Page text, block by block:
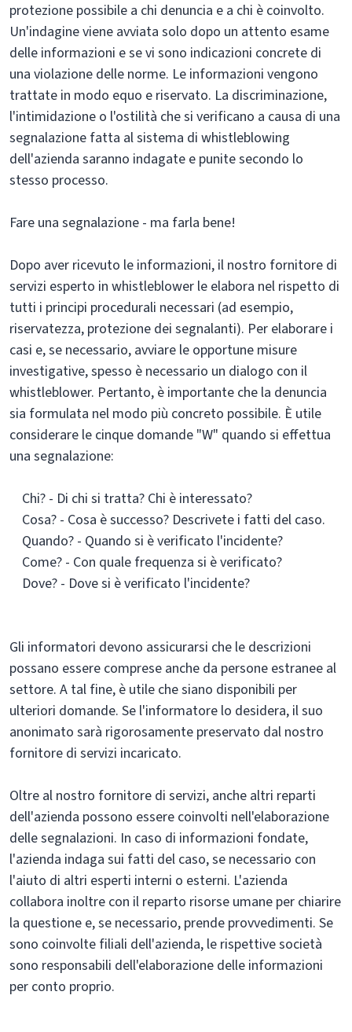
protezione possibile a chi denuncia e a chi è coinvolto.
Un'indagine viene avviata solo dopo un attento esame
delle informazioni e se vi sono indicazioni concrete di
una violazione delle norme. Le informazioni vengono
trattate in modo equo e riservato. La discriminazione,
l'intimidazione o l'ostilità che si verificano a causa di una
segnalazione fatta al sistema di whistleblowing
dell'azienda saranno indagate e punite secondo lo
stesso processo.
Fare una segnalazione - ma farla bene!
Dopo aver ricevuto le informazioni, il nostro fornitore di
servizi esperto in whistleblower le elabora nel rispetto di
tutti i principi procedurali necessari (ad esempio,
riservatezza, protezione dei segnalanti). Per elaborare i
casi e, se necessario, avviare le opportune misure
investigative, spesso è necessario un dialogo con il
whistleblower. Pertanto, è importante che la denuncia
sia formulata nel modo più concreto possibile. È utile
considerare le cinque domande "W" quando si effettua
una segnalazione:
Chi? - Di chi si tratta? Chi è interessato?
Cosa? - Cosa è successo? Descrivete i fatti del caso.
Quando? - Quando si è verificato l'incidente?
Come? - Con quale frequenza si è verificato?
Dove? - Dove si è verificato l'incidente?
Gli informatori devono assicurarsi che le descrizioni
possano essere comprese anche da persone estranee al
settore. A tal fine, è utile che siano disponibili per
ulteriori domande. Se l'informatore lo desidera, il suo
anonimato sarà rigorosamente preservato dal nostro
fornitore di servizi incaricato.
Oltre al nostro fornitore di servizi, anche altri reparti
dell'azienda possono essere coinvolti nell'elaborazione
delle segnalazioni. In caso di informazioni fondate,
l'azienda indaga sui fatti del caso, se necessario con
l'aiuto di altri esperti interni o esterni. L'azienda
collabora inoltre con il reparto risorse umane per chiarire
la questione e, se necessario, prende provvedimenti. Se
sono coinvolte filiali dell'azienda, le rispettive società
sono responsabili dell'elaborazione delle informazioni
per conto proprio.